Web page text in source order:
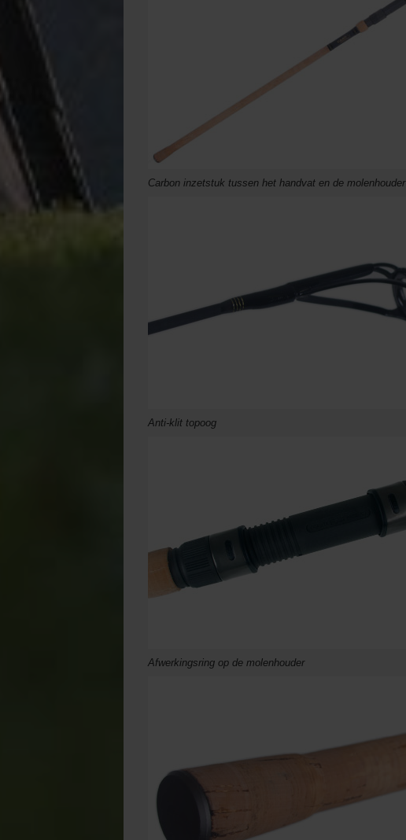
Carbon inzetstuk tussen het handvat en de molenhouder
Anti-klit topoog
Afwerkingsring op de molenhouder